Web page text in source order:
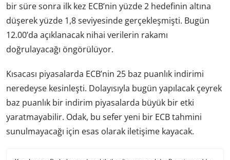
bir süre sonra ilk kez ECB’nin yüzde 2 hedefinin altına
düşerek yüzde 1,8 seviyesinde gerçekleşmişti. Bugün
12.00’da açıklanacak nihai verilerin rakamı
doğrulayacağı öngörülüyor.
Kısacası piyasalarda ECB’nin 25 baz puanlık indirimi
neredeyse kesinleşti. Dolayısıyla bugün yapılacak çeyrek
baz puanlık bir indirim piyasalarda büyük bir etki
yaratmayabilir. Odak, bu sefer yeni bir ECB tahmini
sunulmayacağı için esas olarak iletişime kayacak.